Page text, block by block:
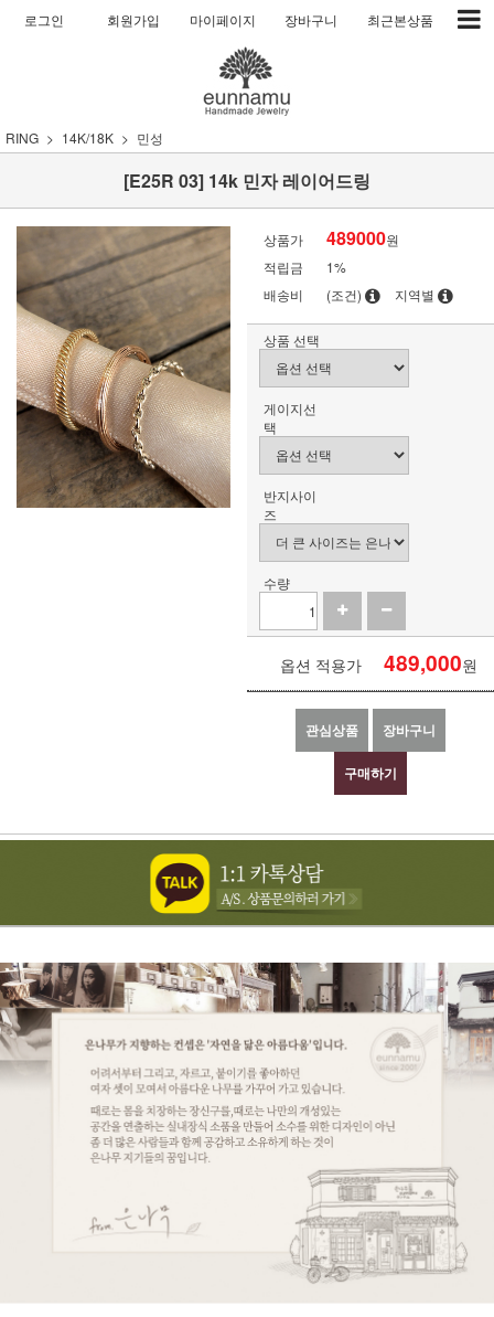
로그인 회원가입 마이페이지 장바구니 최근본상품
RING 14K/18K 민성
[E25R 03] 14k 민자 레이어드링
상품가 489000원
적립금
1%
배송비
(조건) 지역별
상품 선택
게이지선
택
반지사이
즈
수량
옵션 적용가 489,000원
관심상품 장바구니
구매하기